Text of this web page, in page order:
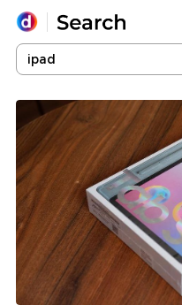
Yang sedang ramai dicari
Loading...
Promoted
Terakhir yang dicari